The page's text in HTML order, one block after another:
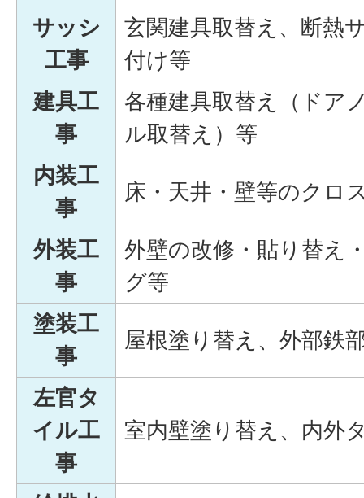
サッシ
工事
玄関建具取替え、断熱
付け等
建具工
事
各種建具取替え（ドア
ル取替え）等
内装工
事
床・天井・壁等のクロ
外装工
事
外壁の改修・貼り替え
グ等
塗装工
事
屋根塗り替え、外部鉄
左官タ
イル工
事
室内壁塗り替え、内外